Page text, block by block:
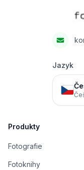
Jazyk
Produkty
Fotografie
Fotoknihy